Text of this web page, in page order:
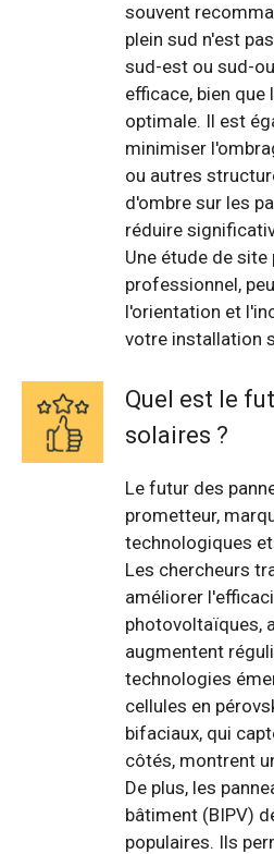
souvent
plein sud n'est
sud-est ou sud-
efficace, bien
optimale. Il est
minimiser
ou autres
d'ombre sur les
réduire
Une étude de site
professionnel,
l'orientation et
votre installation
Quel est le
solaires ?
Le futur des
prometteur,
technologiques
Les chercheurs
améliorer
photovoltaïques,
augmentent
technologies
cellules en
bifaciaux, qui
côtés, montrent
De plus, les
bâtiment (BIPV)
populaires. Ils